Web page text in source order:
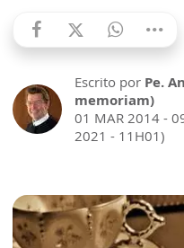
Escrito por Pe.
memoriam)
01 MAR 2014 -
2021 - 11H01)